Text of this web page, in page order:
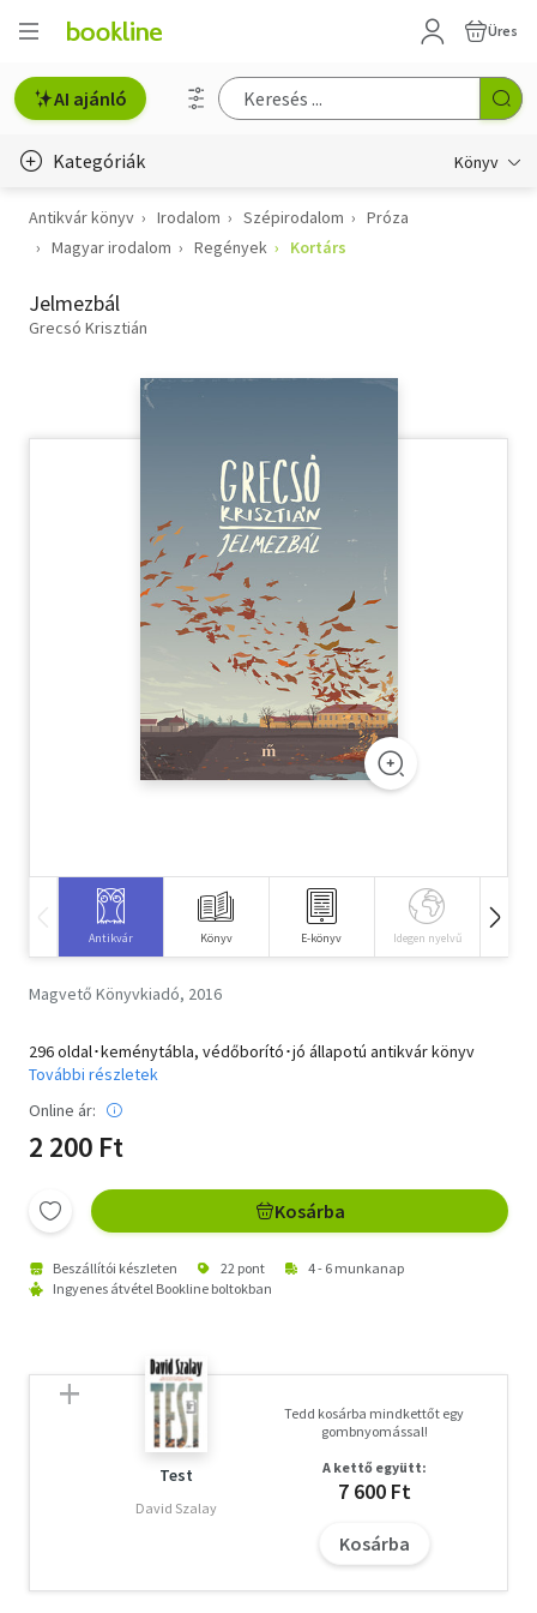
Üres
AI ajánló
Kategóriák Könyv
Életmód, egészség
Gyermek- és ifjúsági
Hobbi, szabadidő
Szótár, nyelvkönyv
Tankönyv, segédkönyv
Természettudomány
Antikvár könyv Irodalom Szépirodalom
Próza
Magyar irodalom
Regények Kortárs
Jelmezbál
Grecsó Krisztián
Antikvár Könyv E-könyv Idegen nyelvű
Magvető Könyvkiadó, 2016
296 oldal･keménytábla, védőborító･jó állapotú antikvár könyv
További részletek
Online ár:
2 200 Ft
Kosárba
Beszállítói készleten 22 pont
4 - 6 munkanap
Ingyenes átvétel Bookline boltokban
Test
David Szalay
Tedd kosárba mindkettőt egy
gombnyomással!
A kettő együtt:
7 600 Ft
Kosárba